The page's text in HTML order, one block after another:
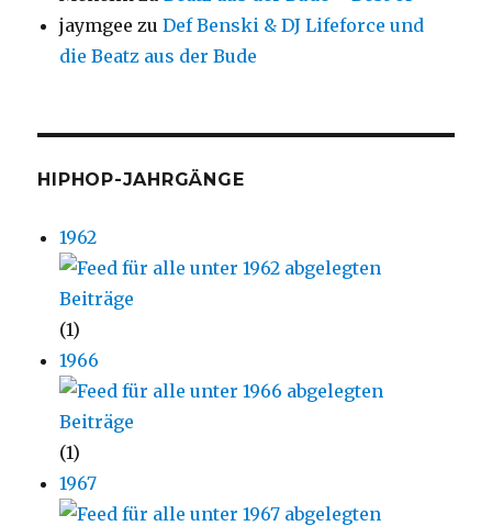
jaymgee zuDef Benski & DJ Lifeforce und
die Beatz aus der Bude
HIPHOP-JAHRGÄNGE
1962
(1)
1966
(1)
1967